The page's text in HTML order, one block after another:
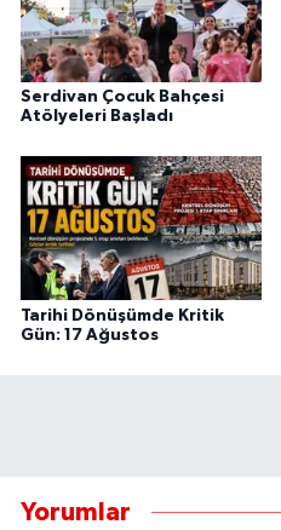
Serdivan Çocuk Bahçesi
Atölyeleri Başladı
Tarihi Dönüşümde Kritik
Gün: 17 Ağustos
Yorumlar